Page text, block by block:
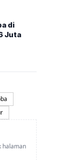
di
Juta
halaman